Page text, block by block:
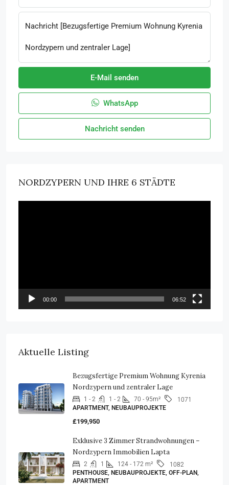
E-Mail senden
WhatsApp
Nachricht senden
NORDZYPERN UND IHRE 6 STÄDTE
00:00 06:52
Aktuelle Listing
Bezugsfertige Premium Wohnung Kyrenia
Nordzypern und zentraler Lage
1 - 2 1 - 2 70 - 95m²
1071
APARTMENT, NEUBAUPROJEKTE
£199,950
Exklusive 3 Zimmer Strandwohnungen –
Nordzypern Immobilien Lapta
2 1 124 - 172 m²
1082
PENTHOUSE, NEUBAUPROJEKTE, OFF-PLAN,
APARTMENT